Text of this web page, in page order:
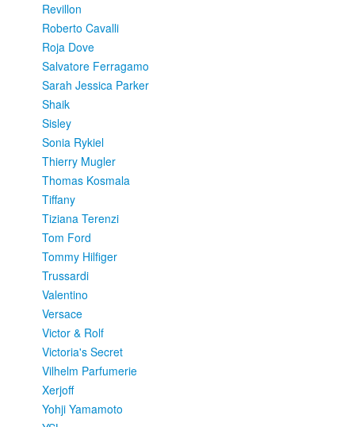
Revillon
Roberto Cavalli
Roja Dove
Salvatore Ferragamo
Sarah Jessica Parker
Shaik
Sisley
Sonia Rykiel
Thierry Mugler
Thomas Kosmala
Tiffany
Tiziana Terenzi
Tom Ford
Tommy Hilfiger
Trussardi
Valentino
Versace
Victor & Rolf
Victoria's Secret
Vilhelm Parfumerie
Xerjoff
Yohji Yamamoto